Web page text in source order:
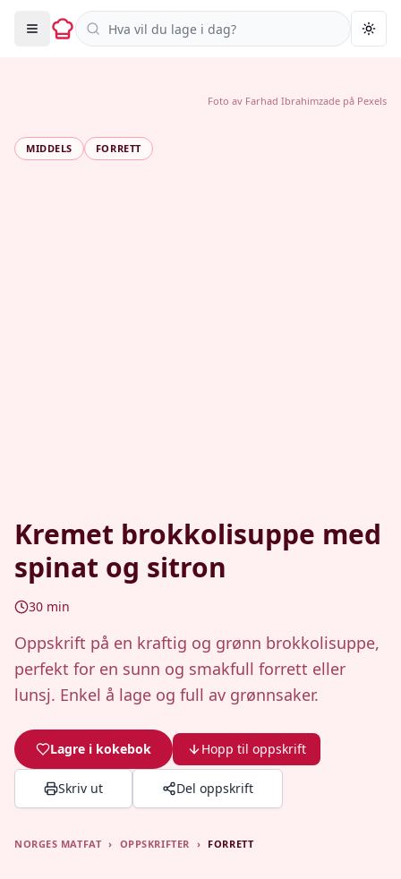
Søk i oppskrifter
MIDDELS FORRETT
Kremet brokkolisuppe med
spinat og sitron
30 min
Oppskrift på en kraftig og grønn brokkolisuppe,
perfekt for en sunn og smakfull forrett eller
lunsj. Enkel å lage og full av grønnsaker.
Lagre i kokebok Hopp til oppskrift
Skriv ut Del oppskrift
Foto av Farhad Ibrahimzade på Pexels
NORGES MATFAT › OPPSKRIFTER › FORRETT